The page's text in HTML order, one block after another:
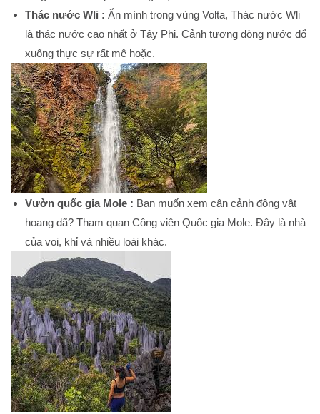
Thác nước Wli : Ẩn mình trong vùng Volta, Thác nước Wli
là thác nước cao nhất ở Tây Phi. Cảnh tượng dòng nước đổ
xuống thực sự rất mê hoặc.
Vườn quốc gia Mole : Bạn muốn xem cận cảnh động vật
hoang dã? Tham quan Công viên Quốc gia Mole. Đây là nhà
của voi, khỉ và nhiều loài khác.